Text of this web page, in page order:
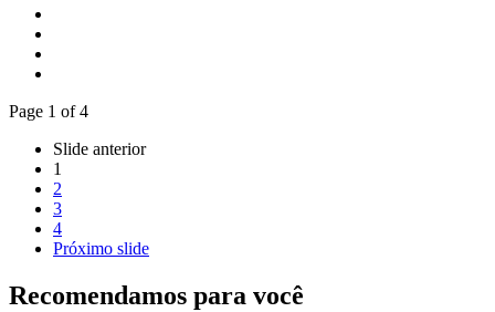
Page 1 of 4
Slide anterior
1
2
3
4
Próximo slide
Recomendamos para você